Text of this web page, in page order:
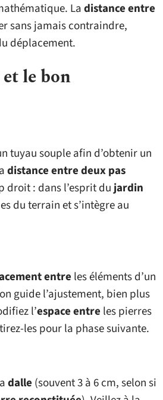
Ladistance entre
sans jamais contraindre,
déplacement.
le bon
tuyau souple afin d’obtenir un
distance entre deux pas
droit : dans l’esprit dujardin
du terrain et s’intègre au
entre les éléments d’un
guide l’ajustement, bien plus
l’espace entre les pierres
les pour la phase suivante.
dalle (souvent 3 à 6 cm, selon si